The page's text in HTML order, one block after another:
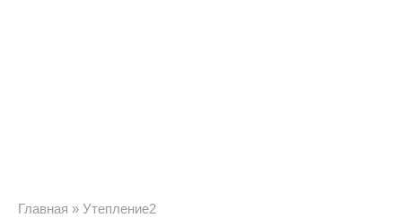
Главная » Утепление2